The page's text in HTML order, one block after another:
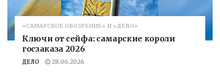
«САМАРСКОЕ ОБОЗРЕНИЕ» И «ДЕЛО»
Ключи от сейфа: самарские короли
госзаказа 2026
ДЕЛО 28.06.2026